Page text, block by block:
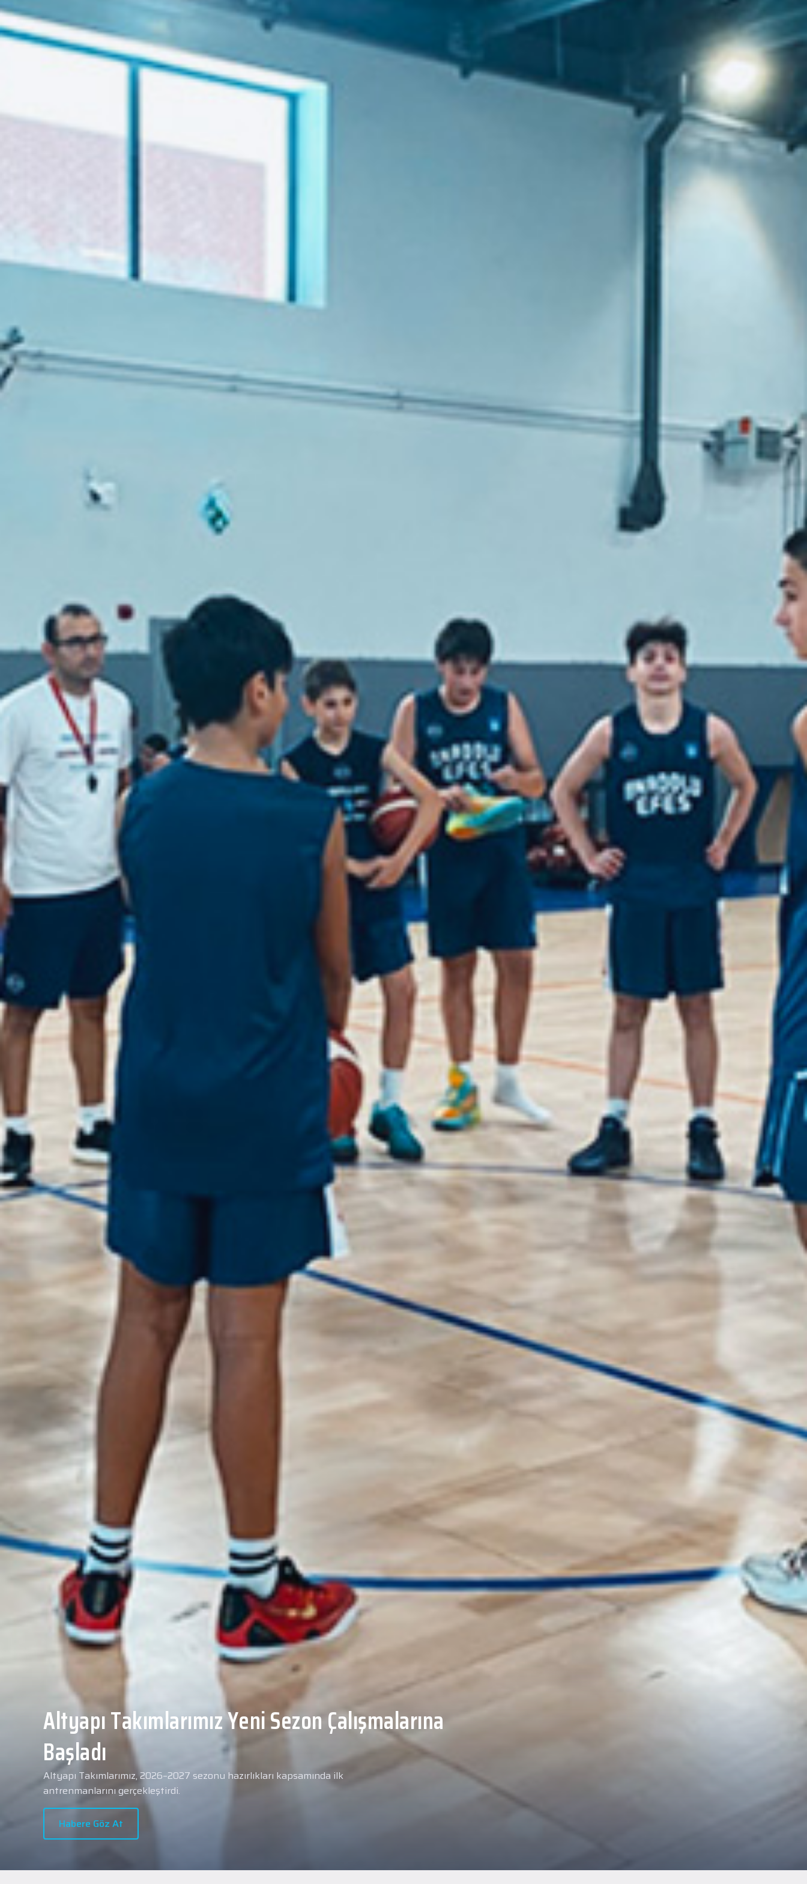
Yeni transferimiz Collin Malcolm, Anadolu Sağlık
Merkezi Hastanesi'nde sağlık kontrolünden
geçti.
2026 - 2027 sezonu öncesindeki transfer çalışmalarımız kapsamında yeni
transferlerimizden Collin Malcolm, bugün partnerimiz Anadolu Sağlık Merkezi
Hastanesi'nde kapsamlı sağlık kontrollerinden geçti.
Habere Göz At